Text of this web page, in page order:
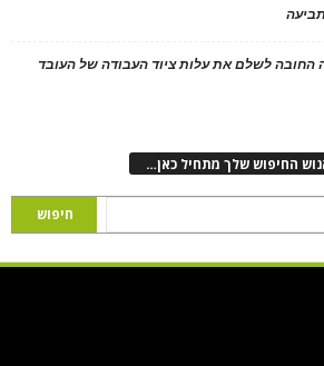
החובה לשלם את עלות ציוד העבודה של העובד
החיפוש שלך מתחיל כאן…